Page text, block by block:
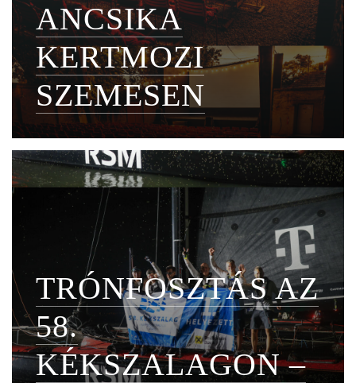
ANCSIKA
KERTMOZI
SZEMESEN
TRÓNFOSZTÁS AZ
58.
KÉKSZALAGON –